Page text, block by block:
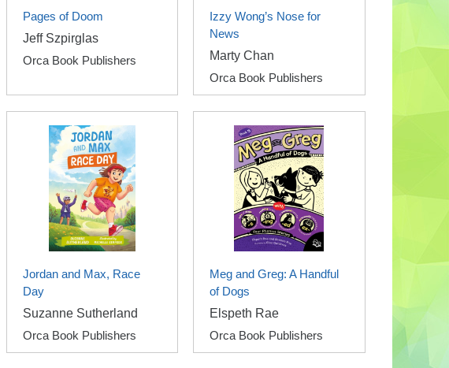
Pages of Doom
Jeff Szpirglas
Orca Book Publishers
Izzy Wong’s Nose for
News
Marty Chan
Orca Book Publishers
Jordan and Max, Race
Day
Suzanne Sutherland
Orca Book Publishers
Meg and Greg: A Handful
of Dogs
Elspeth Rae
Orca Book Publishers